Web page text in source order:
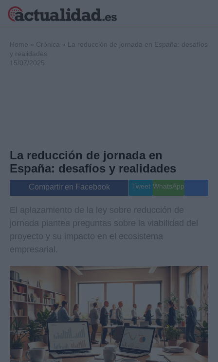
Internacional
Viajes
Gente
Musica
Home » Crónica »
La reducción de jornada en España: desafíos
y realidades
15/07/2025
La reducción de jornada en
España: desafíos y realidades
Compartir en Facebook Tweet WhatsApp
El aplazamiento de la ley sobre reducción de
jornada plantea preguntas sobre la viabilidad del
proyecto y su impacto en el ecosistema
empresarial.